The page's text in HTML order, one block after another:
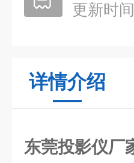
更新时间
详情介绍
东莞投影仪厂